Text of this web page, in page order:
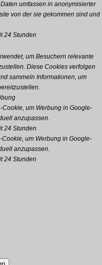
umfassen in anonymisierter
von der sie gekommen sind und
24 Stunden
um Besuchern relevante
Diese Cookies verfolgen
sammeln Informationen, um
um Werbung in Google-
anzupassen.
24 Stunden
um Werbung in Google-
anzupassen.
24 Stunden